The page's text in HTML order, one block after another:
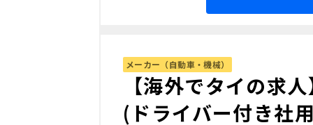
メーカー（自動車・機械）
【海外でタイの求
(ドライバー付き社